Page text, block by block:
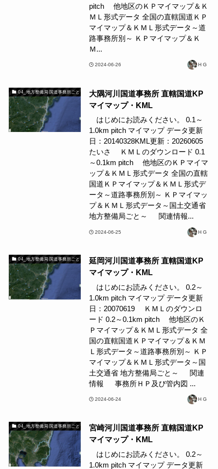
pitch 他地区のＫＰマイマップ＆Ｋ
ＭＬ形式データ 全国の直轄国道ＫＰ
マイマップ＆ＫＭＬ形式データ～道
路事務所別～ ＫＰマイマップ＆Ｋ
Ｍ...
2024-06-26 H G
04_地方整備局 国道事務所ごと
大隅河川国道事務所 直轄国道KP
マイマップ・KML
はじめにお読みください。 0.1～
1.0km pitch マイマップ データ更新
日：20140328KML更新：20260605
たいさ ＫＭＬのダウンロード 0.1
～0.1km pitch 他地区のＫＰマイマ
ップ＆ＫＭＬ形式データ 全国の直轄
国道ＫＰマイマップ＆ＫＭＬ形式デ
ータ～道路事務所別～ ＫＰマイマッ
プ＆ＫＭＬ形式データ～国土交通省
地方整備局ごと～ 関連情報...
2024-06-25 H G
04_地方整備局 国道事務所ごと
延岡河川国道事務所 直轄国道KP
マイマップ・KML
はじめにお読みください。 0.2～
1.0km pitch マイマップ データ更新
日：20070619 ＫＭＬのダウンロ
ード 0.2～0.1km pitch 他地区のＫ
Ｐマイマップ＆ＫＭＬ形式データ 全
国の直轄国道ＫＰマイマップ＆ＫＭ
Ｌ形式データ～道路事務所別～ ＫＰ
マイマップ＆ＫＭＬ形式データ～国
土交通省 地方整備局ごと～ 関連
情報 事務所ＨＰ及び管内図 ...
2024-06-24 H G
04_地方整備局 国道事務所ごと
宮崎河川国道事務所 直轄国道KP
マイマップ・KML
はじめにお読みください。 0.2～
1.0km pitch マイマップ データ更新